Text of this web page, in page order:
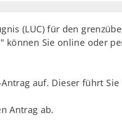
(LUC) für den
können Sie online oder
auf. Dieser führt
Antrag ab.